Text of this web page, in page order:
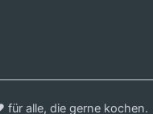
alle, die gerne kochen.